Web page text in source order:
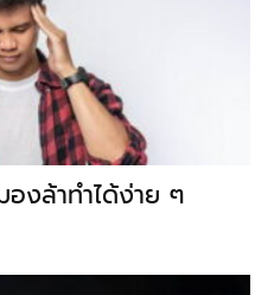
องล้าทำได้ง่าย ๆ